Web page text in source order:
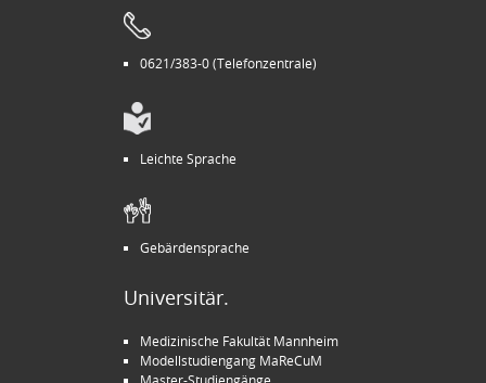
0621/383-0 (Telefonzentrale)
Leichte Sprache
Gebärdensprache
Universitär.
Medizinische Fakultät Mannheim
Modellstudiengang MaReCuM